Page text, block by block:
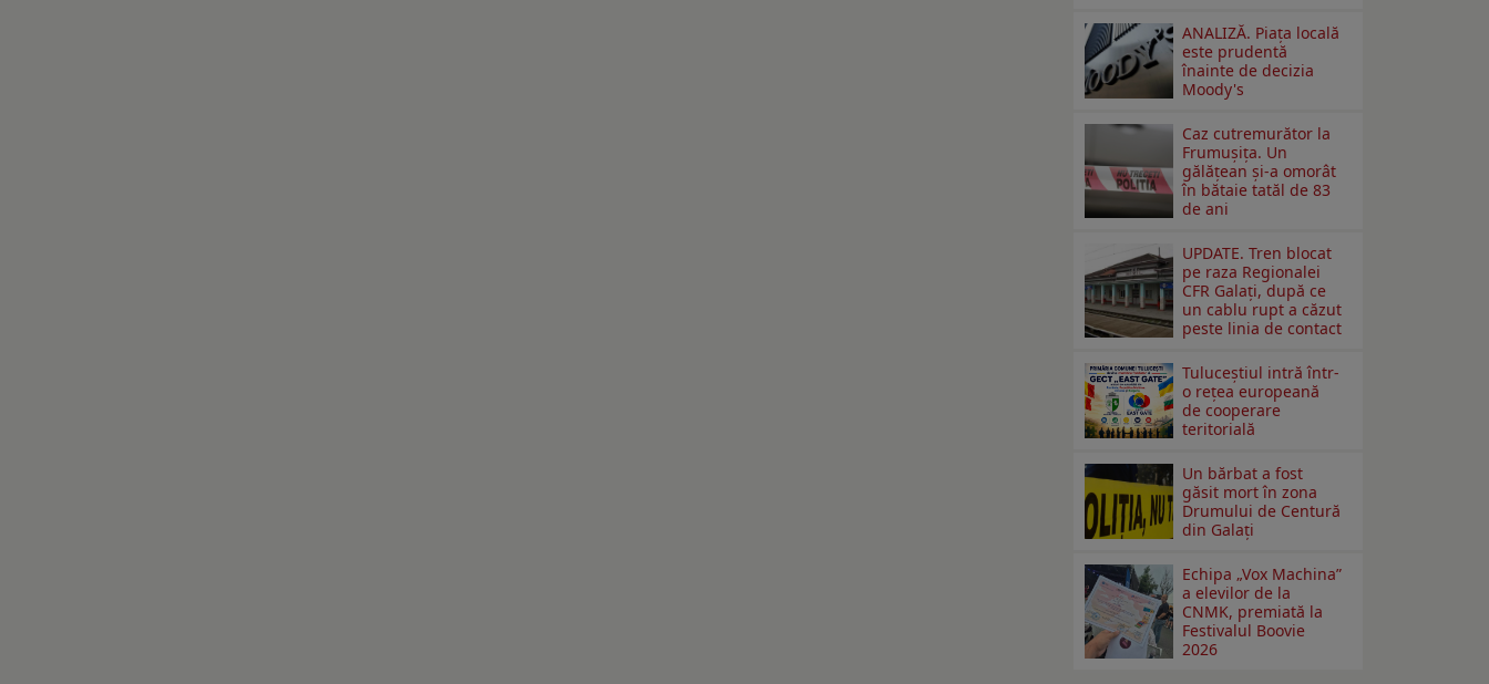
ANALIZĂ. Piața locală
este prudentă
înainte de decizia
Moody's
Caz cutremurător la
Frumușița. Un
gălățean și-a omorât
în bătaie tatăl de 83
de ani
UPDATE. Tren blocat
pe raza Regionalei
CFR Galați, după ce
un cablu rupt a căzut
peste linia de contact
Tuluceștiul intră într-
o rețea europeană
de cooperare
teritorială
Un bărbat a fost
găsit mort în zona
Drumului de Centură
din Galați
Echipa „Vox Machina”
a elevilor de la
CNMK, premiată la
Festivalul Boovie
2026